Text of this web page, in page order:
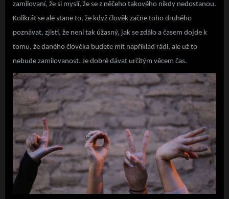
zamilovaní, že si myslí, že se z něčeho takového nikdy nedostanou.
Kolikrát se ale stane to, že když člověk začne toho druhého
poznávat, zjistí, že není tak úžasný, jak se zdálo a časem dojde k
tomu, že daného člověka budete mít například rádi, ale už to
nebude zamilovanost. Je dobré dávat určitým věcem čas.